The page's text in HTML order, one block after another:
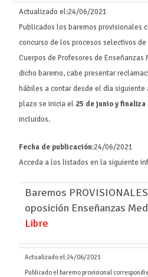
Actualizado el:24/06/2021
Publicados los baremos provisionales
concurso de los procesos selectivos
Cuerpos de Profesores de Enseñanzas
dicho baremo, cabe presentar
hábiles a contar desde el día siguiente
plazo se inicia el 25 de junio y
incluidos.
Fecha de publicación:24/06/2021
Acceda a los listados en la siguiente
Baremos
oposición Enseñanzas
Libre
Actualizado el:24/06/2021
Publicado el baremo provisional